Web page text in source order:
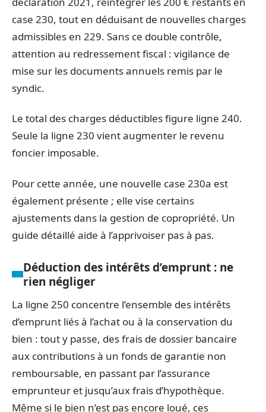
case 230, tout en déduisant de nouvelles charges
admissibles en 229. Sans ce double contrôle,
attention au redressement fiscal : vigilance de
mise sur les documents annuels remis par le
syndic.
Le total des charges déductibles figure ligne 240.
Seule la ligne 230 vient augmenter le revenu
foncier imposable.
Pour cette année, une nouvelle case 230a est
également présente ; elle vise certains
ajustements dans la gestion de copropriété. Un
guide détaillé aide à l’apprivoiser pas à pas.
Déduction des intérêts d’emprunt : ne
rien négliger
La ligne 250 concentre l’ensemble des intérêts
d’emprunt liés à l’achat ou à la conservation du
bien : tout y passe, des frais de dossier bancaire
aux contributions à un fonds de garantie non
remboursable, en passant par l’assurance
emprunteur et jusqu’aux frais d’hypothèque.
Même si le bien n’est pas encore loué, ces